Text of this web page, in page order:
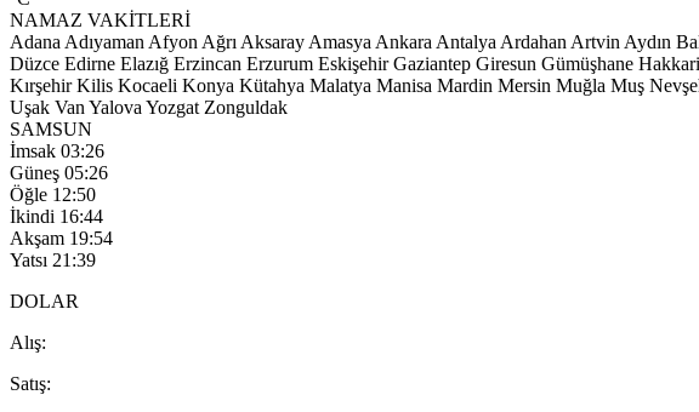
NAMAZ VAKİTLERİ
Adana Adıyaman Afyon Ağrı Aksaray Amasya Ankara Antalya Ardahan Artvin Aydın
Düzce Edirne Elazığ Erzincan Erzurum Eskişehir Gaziantep Giresun Gümüşhane Hakkari
Kırşehir Kilis Kocaeli Konya Kütahya Malatya Manisa Mardin Mersin Muğla Muş
Uşak Van Yalova Yozgat Zonguldak
SAMSUN
İmsak 03:26
Güneş 05:26
Öğle 12:50
İkindi 16:44
Akşam 19:54
Yatsı 21:39
DOLAR
Alış:
Satış: